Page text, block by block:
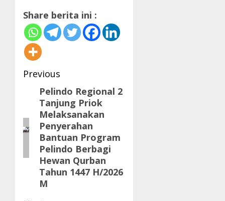
Share berita ini :
Post
navigation
Previous
Previous
post:
Pelindo Regional 2
Tanjung Priok
Melaksanakan
Penyerahan
Bantuan Program
Pelindo Berbagi
Hewan Qurban
Tahun 1447 H/2026
M